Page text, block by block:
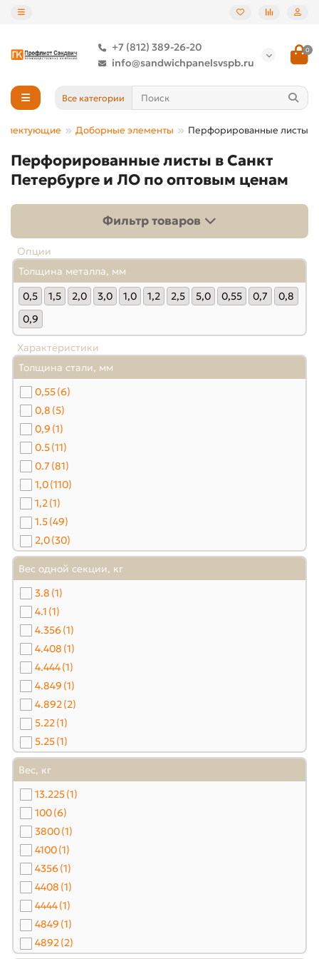
+7 (812) 389-26-20
info@sandwichpanelsvspb.ru
0
Все категории
Доборные элементы Перфорированные листы
Перфорированные листы в Санкт
Петербурге и ЛО по оптовым ценам
Фильтр товаров
Опции
Толщина металла, мм
0,5
1,5 2,0 3,0 1,0 1,2 2,5 5,0 0,55 0,7
0,8
0,9
Характеристики
Толщина стали, мм
0,55(6)
0,8 (5)
0,9 (1)
0.5(11)
0.7 (81)
1,0(110)
1,2(1)
1.5(49)
2,0(30)
2,5(1)
3,0(26)
5,0 (1)
Вес одной секции, кг
3.8 (1)
4.1 (1)
4.356(1)
4.408 (1)
4.444(1)
4.849 (1)
4.892(2)
5.22(1)
5.25(1)
5.4(2)
5.5(1)
5.656(3)
5.7(1)
5.761(1)
5.775 (1)
5.8(3)
5.9(1)
5.987 (2)
6.065 (1)
6.146(1)
Вес, кг
13.225(1)
100(6)
3800(1)
4100(1)
4356(1)
4408 (1)
4444(1)
4849 (1)
4892(2)